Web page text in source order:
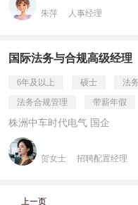
朱萍 人事经理
国际法务与合规高级经理
6年及以上 硕士 法
法务合规管理
带薪年假
株洲中车时代电气 国企
贺女士 招聘配置经理
上一页